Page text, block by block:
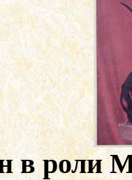
роли